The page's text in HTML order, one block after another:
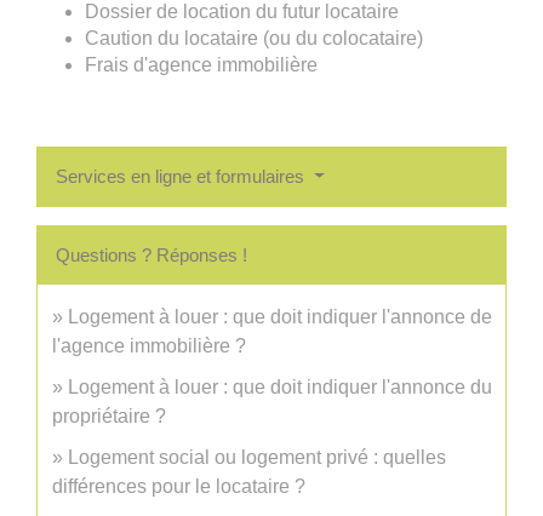
Dossier de location du futur locataire
Caution du locataire (ou du colocataire)
Frais d'agence immobilière
Services en ligne et formulaires
Questions ? Réponses !
Logement à louer : que doit indiquer l'annonce de
l'agence immobilière ?
Logement à louer : que doit indiquer l'annonce du
propriétaire ?
Logement social ou logement privé : quelles
différences pour le locataire ?